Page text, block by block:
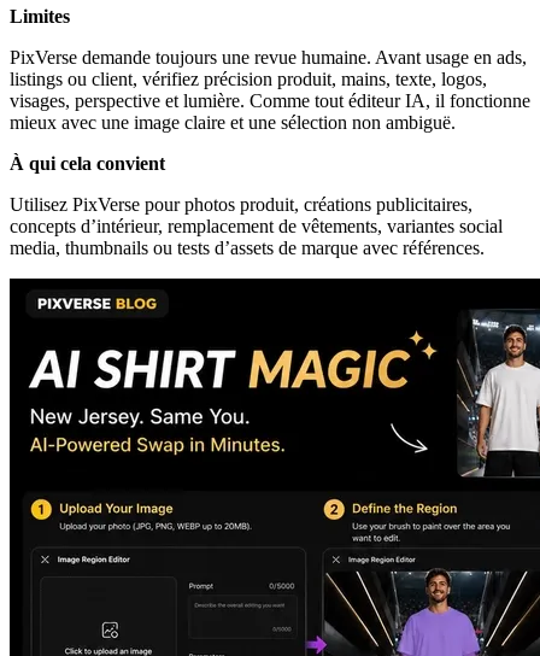
Limites
PixVerse demande toujours une revue humaine. Avant usage en ads,
listings ou client, vérifiez précision produit, mains, texte, logos,
visages, perspective et lumière. Comme tout éditeur IA, il fonctionne
mieux avec une image claire et une sélection non ambiguë.
À qui cela convient
Utilisez PixVerse pour photos produit, créations publicitaires,
concepts d’intérieur, remplacement de vêtements, variantes social
media, thumbnails ou tests d’assets de marque avec références.